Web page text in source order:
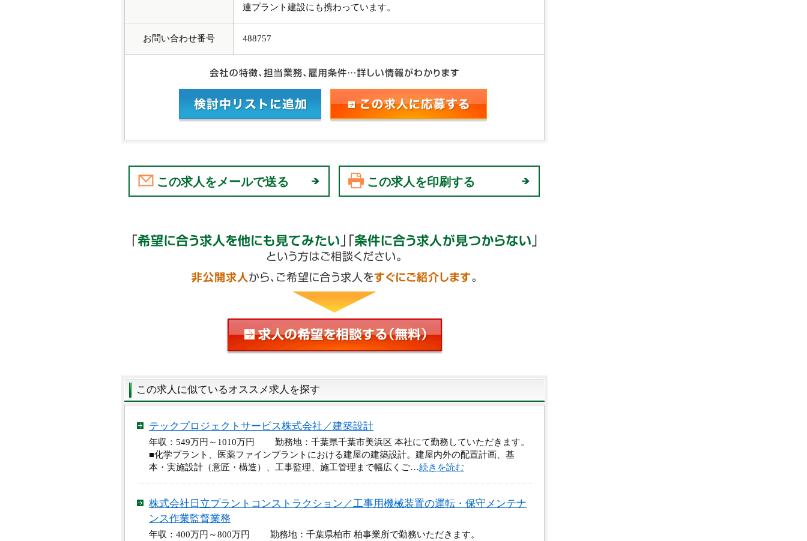
連プラント建設にも携わっています。
お問い合わせ番号 488757
この求人をメールで送る この求人を印刷する
この求人に似ているオススメ求人を探す
テックプロジェクトサービス株式会社／建築設計
年収：549万円～1010万円 勤務地：千葉県千葉市美浜区 本社にて勤務していただきます。
■化学プラント、医薬ファインプラントにおける建屋の建築設計。建屋内外の配置計画、基
本・実施設計（意匠・構造）、工事監理、施工管理まで幅広くご…続きを読む
株式会社日立プラントコンストラクション／工事用機械装置の運転・保守メンテナ
ンス作業監督業務
年収：400万円～800万円 勤務地：千葉県柏市 柏事業所で勤務いただきます。